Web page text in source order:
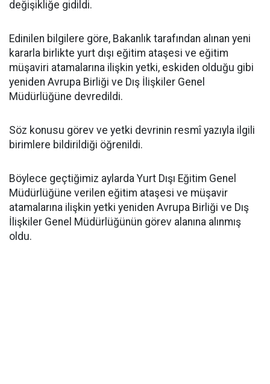
değişikliğe gidildi.
Edinilen bilgilere göre, Bakanlık tarafından alınan yeni
kararla birlikte yurt dışı eğitim ataşesi ve eğitim
müşaviri atamalarına ilişkin yetki, eskiden olduğu gibi
yeniden Avrupa Birliği ve Dış İlişkiler Genel
Müdürlüğüne devredildi.
Söz konusu görev ve yetki devrinin resmî yazıyla ilgili
birimlere bildirildiği öğrenildi.
Böylece geçtiğimiz aylarda Yurt Dışı Eğitim Genel
Müdürlüğüne verilen eğitim ataşesi ve müşavir
atamalarına ilişkin yetki yeniden Avrupa Birliği ve Dış
İlişkiler Genel Müdürlüğünün görev alanına alınmış
oldu.